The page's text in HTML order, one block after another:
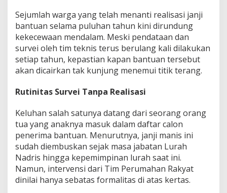
a
n
g
k
a
y
u
e
r
a
n
y
a
k
a
n
T
Sejumlah warga yang telah menanti realisasi janji
bantuan selama puluhan tahun kini dirundung
kekecewaan mendalam. Meski pendataan dan
survei oleh tim teknis terus berulang kali dilakukan
setiap tahun, kepastian kapan bantuan tersebut
akan dicairkan tak kunjung menemui titik terang.
Rutinitas Survei Tanpa Realisasi
Keluhan salah satunya datang dari seorang orang
tua yang anaknya masuk dalam daftar calon
penerima bantuan. Menurutnya, janji manis ini
sudah diembuskan sejak masa jabatan Lurah
Nadris hingga kepemimpinan lurah saat ini.
Namun, intervensi dari Tim Perumahan Rakyat
dinilai hanya sebatas formalitas di atas kertas.